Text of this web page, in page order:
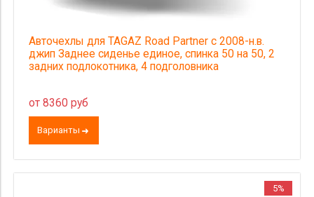
Авточехлы для TAGAZ Road Partner с 2008-н.в.
джип Заднее сиденье единое, спинка 50 на 50, 2
задних подлокотника, 4 подголовника
от 8360 руб
Варианты
5%